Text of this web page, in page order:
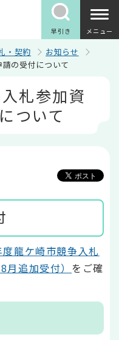
早引き メニュー
・契約
お知らせ
の受付について
札参加資
ついて
龍ケ崎市競争入札
追加受付） をご確